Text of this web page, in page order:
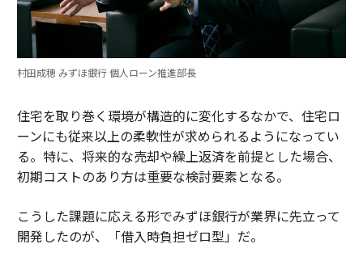
村田成穂 みずほ銀行 個人ローン推進部長
住宅を取り巻く環境が構造的に変化するなかで、住宅ロ
ーンにも従来以上の柔軟性が求められるようになってい
る。特に、将来的な売却や繰上返済を前提とした場合、
初期コストのあり方は重要な検討要素となる。
こうした課題に応える形でみずほ銀行が業界に先立って
開発したのが、「借入時負担ゼロ型」だ。